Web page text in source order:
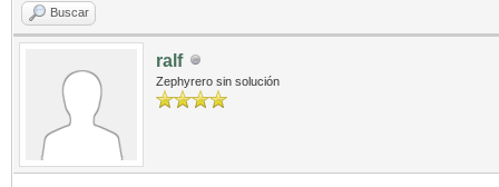
Buscar
ralf
Zephyrero sin solución